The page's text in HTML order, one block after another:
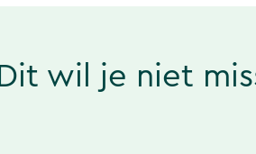
Dit wil je niet